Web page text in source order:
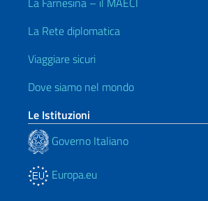
La Rete diplomatica
Viaggiare sicuri
Dove siamo nel mondo
Le Istituzioni
Governo Italiano
Europa.eu